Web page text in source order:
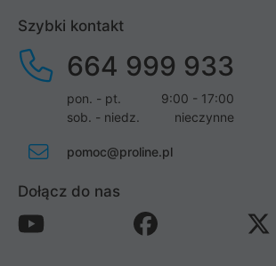
Szybki kontakt
664 999 933
pon. - pt.
9:00 - 17:00
sob. - niedz.
nieczynne
pomoc@proline.pl
Dołącz do nas